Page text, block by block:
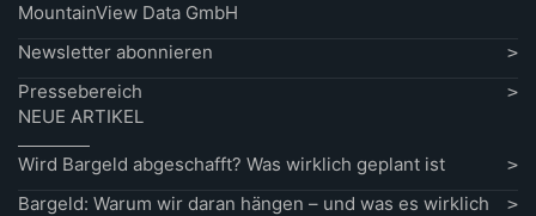
MountainView Data GmbH
Newsletter abonnieren
Pressebereich
NEUE ARTIKEL
Wird Bargeld abgeschafft? Was wirklich geplant ist
Bargeld: Warum wir daran hängen – und was es wirklich